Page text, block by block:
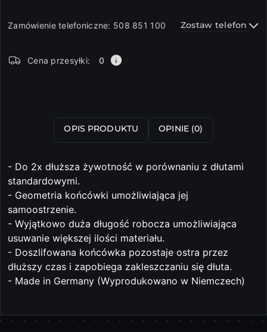
Zamówienie telefoniczne: 508 851 100 Zostaw telefon
i
Cena przesyłki: 0
OPIS PRODUKTU OPINIE (0)
- Do 2x dłuższa żywotność w porównaniu z dłutami
standardowymi.
- Geometria końcówki umożliwiająca jej
samoostrzenie.
- Wyjątkowo duża długość robocza umożliwiająca
usuwanie większej ilości materiału.
- Doszlifowana końcówka pozostaje ostra przez
dłuższy czas i zapobiega zakleszczaniu się dłuta.
- Made in Germany (Wyprodukowano w Niemczech)